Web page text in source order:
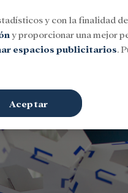
Iniciar
y con la finalidad
y proporcionar una mejor
espacios publicitarios.
Aceptar